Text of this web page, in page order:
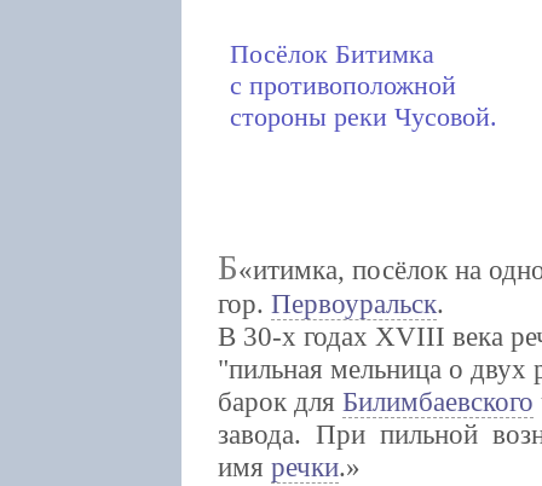
Посёлок Битимка
с противоположной
стороны реки Чусовой.
Б итимка, посёлок на
гор. Первоуральск.
В 30-х годах XVIII века
"пильная мельница о двух
барок для Билимбаевского
завода. При пильной
имя речки.